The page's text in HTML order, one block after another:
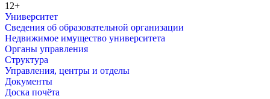
12+
Университет
Сведения об образовательной организации
Недвижимое имущество университета
Органы управления
Структура
Управления, центры и отделы
Документы
Доска почёта